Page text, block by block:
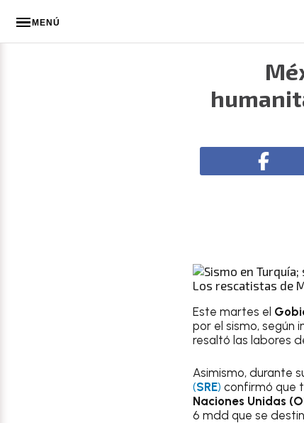
MENÚ
Los rescatistas de
Este martes el
por el sismo, según
resaltó las labores
Asimismo, durante
(SRE) confirmó que
Naciones Unidas
6 mdd que se